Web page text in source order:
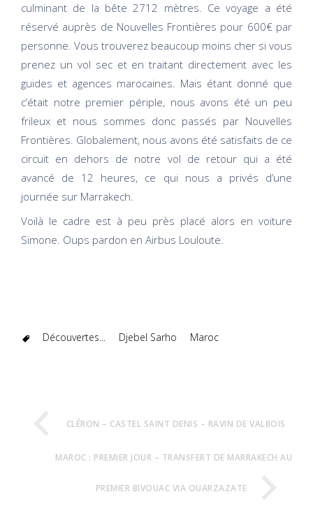
culminant de la bête 2712 mètres. Ce voyage a été
réservé auprès de Nouvelles Frontières pour 600€ par
personne. Vous trouverez beaucoup moins cher si vous
prenez un vol sec et en traitant directement avec les
guides et agences marocaines. Mais étant donné que
c’était notre premier périple, nous avons été un peu
frileux et nous sommes donc passés par Nouvelles
Frontières. Globalement, nous avons été satisfaits de ce
circuit en dehors de notre vol de retour qui a été
avancé de 12 heures, ce qui nous a privés d’une
journée sur Marrakech.
Voilà le cadre est à peu près placé alors en voiture
Simone. Oups pardon en Airbus Louloute.
Découvertes... Djebel Sarho Maroc
CLÉRON – CASTEL SAINT DENIS – RAVIN DE VALBOIS
MAROC : PREMIER JOUR – TRANSFERT DE MARRAKECH AU
PREMIER BIVOUAC VIA OUARZAZATE